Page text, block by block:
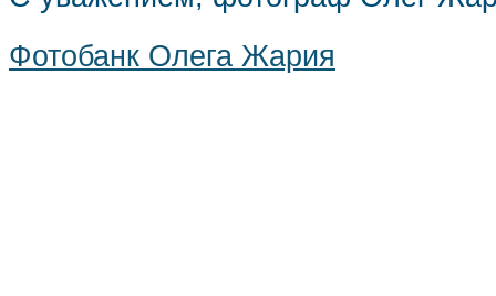
Фотобанк Олега Жария